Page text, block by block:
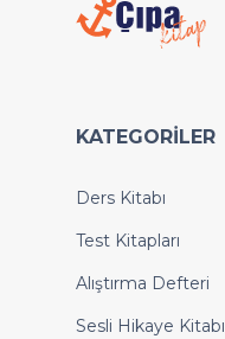
KATEGORILER
Ders Kitabı
Test Kitapları
Alıştırma Defteri
Sesli Hikaye Kitabı